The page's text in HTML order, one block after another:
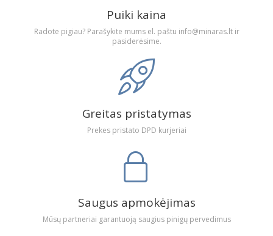
Puiki kaina
Radote pigiau? Parašykite mums el. paštu info@minaras.lt ir
pasiderėsime.
Greitas pristatymas
Prekes pristato DPD kurjeriai
Saugus apmokėjimas
Mūsų partneriai garantuoją saugius pinigų pervedimus